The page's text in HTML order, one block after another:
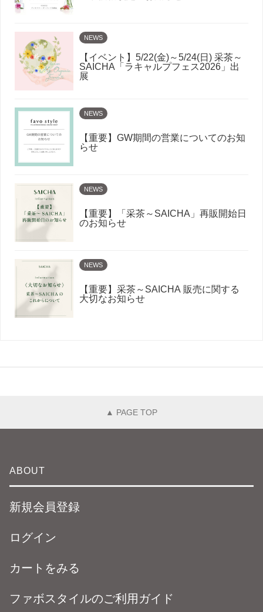
NEWS
【イベント】5/22(金)～5/24(日) 采茶～
SAICHA「ラキャルプフェス2026」出
展
NEWS
【重要】GW期間の営業についてのお知
らせ
NEWS
【重要】「采茶～SAICHA」再販開始日
のお知らせ
NEWS
【重要】采茶～SAICHA 販売に関する
大切なお知らせ
▲ PAGE TOP
ABOUT
新規会員登録
ログイン
カートをみる
ファボスタイルのご利用ガイド